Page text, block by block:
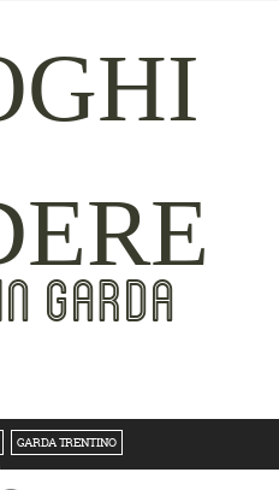
GARDA
GARDA TRENTINO